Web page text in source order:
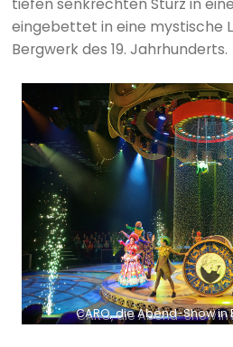
eingebettet in eine mystische
Bergwerk des 19. Jahrhunderts.
CARO, die Abend-Show in